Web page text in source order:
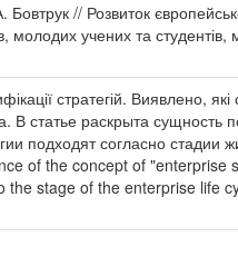
// Розвиток
учених та студентів,
стратегій. Виявлено, які
В статье раскрыта сущность
подходят согласно стадии
of the concept of "enterprise
stage of the enterprise life